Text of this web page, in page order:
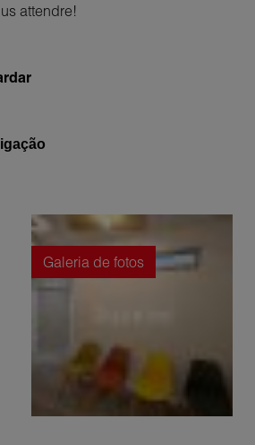
attendre!
Galeria de fotos